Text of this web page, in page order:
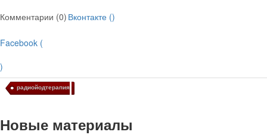
Комментарии (0) Вконтакте ()
Facebook (
)
радиойодтерапия
Новые материалы